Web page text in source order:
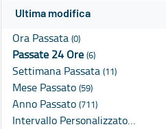
Ultima modifica
Ora Passata (0)
Passate 24 Ore (6)
Settimana Passata (11)
Mese Passato (59)
Anno Passato (711)
Intervallo Personalizzato…